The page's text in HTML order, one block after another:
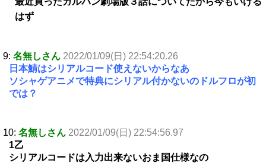
はず
9: 名無しさん 2022/01/09(日) 22:54:20.26
日本鯖はシリアルコード使えないからなあ
ソシャゲアニメで特典にシリアル付かないのドルフロが初
では？
10: 名無しさん 2022/01/09(日) 22:54:56.97
1乙
シリアルコードは入力出来ないおま国仕様なの